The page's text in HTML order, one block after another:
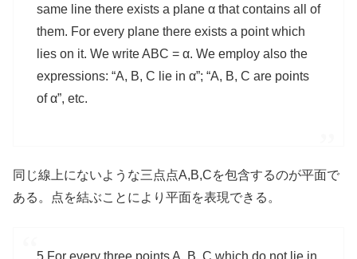
same line there exists a plane α that contains all of
them. For every plane there exists a point which
lies on it. We write ABC = α. We employ also the
expressions: “A, B, C lie in α”; “A, B, C are points
of α”, etc.
同じ線上にないような三点点A,B,Cを包含するのが平面で
ある。点を結ぶことにより平面を表現できる。